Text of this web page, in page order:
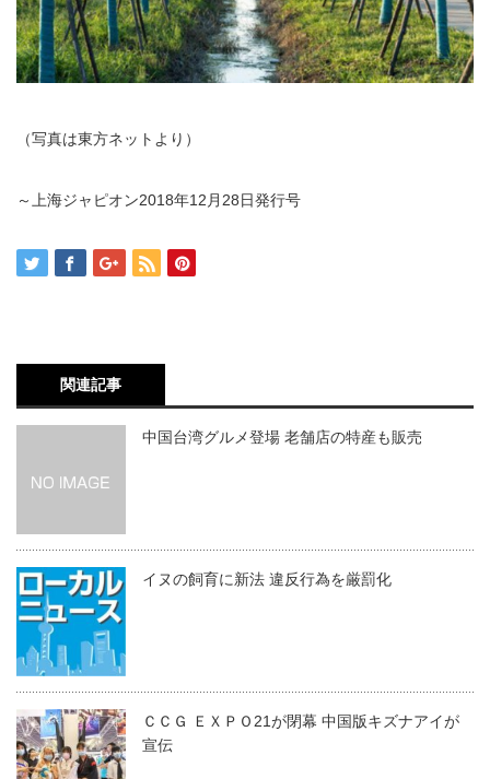
（写真は東方ネットより）
～上海ジャピオン2018年12月28日発行号
関連記事
中国台湾グルメ登場 老舗店の特産も販売
イヌの飼育に新法 違反行為を厳罰化
ＣＣＧ ＥＸＰＯ21が閉幕 中国版キズナアイが
宣伝